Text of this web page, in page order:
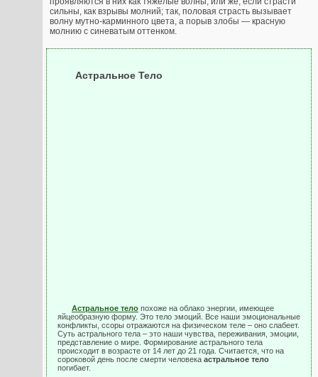
сильны, как взрывы молний; так, половая страсть вызывает
волну мутно-карминного цвета, а порыв злобы — красную
молнию с синеватым оттенком.
Астральное Тело
Астральное тело похоже на облако энергии, имеющее
яйцеобразную форму. Это тело эмоций. Все наши эмоциональные
конфликты, ссоры отражаются на физическом теле – оно слабеет.
Суть астрального тела – это наши чувства, переживания, эмоции,
представление о мире. Формирование астрального тела
происходит в возрасте от 14 лет до 21 года. Считается, что на
сороковой день после смерти человека астральное тело
погибает.